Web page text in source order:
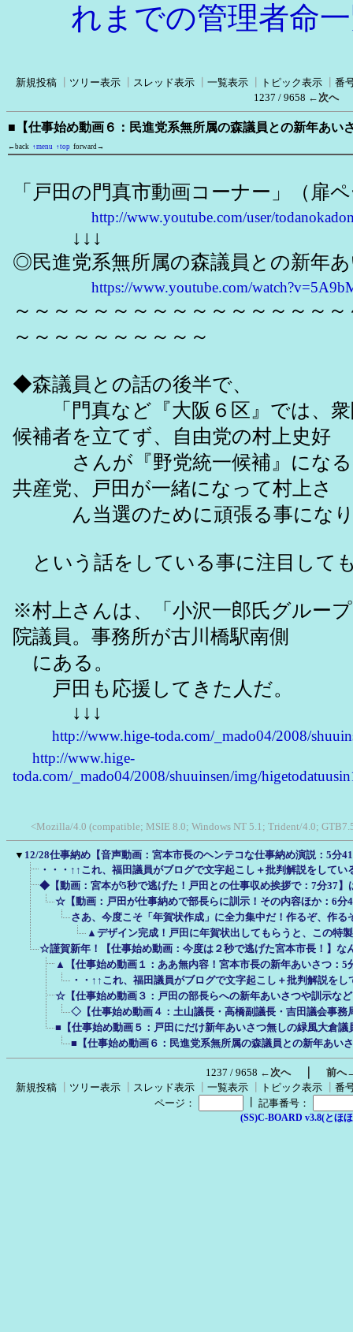
れまでの管理者命
新規投稿 ツリー表示 スレッド表示 一覧表示 トピック表示
番
1237 / 9658 ←次へ
■【仕事始め動画６：民進党系無所属の森議員との新年あい
←back ↑menu ↑top forward→
「戸田の門真市動画コーナー」（扉
http://www.youtube.com/user/
↓↓↓
◎民進党系無所属の森議員との新年
https://www.youtube.com/
～～～～～～～～～～～～～～～～
～～～～～～～～～～
◆森議員との話の後半で、
「門真など『大阪６区』では、衆
候補者を立てず、自由党の村上史好
さんが『野党統一候補』になる
共産党、戸田が一緒になって村上さ
ん当選のために頑張る事になり
という話をしている事に注目して
※村上さんは、「小沢一郎氏グルー
院議員。事務所が古川橋駅南側
にある。
戸田も応援してきた人だ。
↓↓↓
http://www.hige-toda.com/_mado04/2008/
http://www.hige-
toda.com/_mado04/2008/shuuinsen/img/
<Mozilla/4.0 (compatible; MSIE 8.0; Windows NT 5.1; Trident/4.0;
▼ 12/28仕事納め【音声動画：宮本市長のヘンテコな仕事納め演説：5分
・・・↑↑これ、福田議員がブログで文字起こし＋批判解説をしてい
◆【動画：宮本が5秒で逃げた！戸田との仕事収め挨拶で：7分37】
☆【動画：戸田が仕事納めで部長らに訓示！その内容ほか：6分
さあ、今度こそ「年賀状作成」に全力集中だ！作るぞ、作る
▲デザイン完成！戸田に年賀状出してもらうと、この特
☆謹賀新年！【仕事始め動画：今度は２秒で逃げた宮本市長！】な
▲【仕事始め動画１：ああ無内容！宮本市長の新年あいさつ：5
・・↑↑これ、福田議員がブログで文字起こし＋批判解説を
☆【仕事始め動画３：戸田の部長らへの新年あいさつや訓示な
◇【仕事始め動画４：土山議長・高橋副議長・吉田議会事務
■【仕事始め動画５：戸田にだけ新年あいさつ無しの緑風大倉議
■【仕事始め動画６：民進党系無所属の森議員との新年あい
1237 / 9658 ←次へ｜ 前へ
新規投稿
ツリー表示 スレッド表示 一覧表示 トピック表示
番
ページ：
記事番号：
(SS)C-BOARD v3.8(とほ